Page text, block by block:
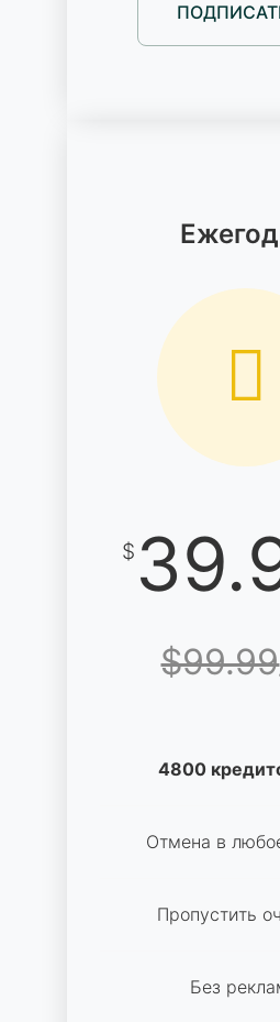
$
$99.99
4800
Отмена в
Пропустить
Без